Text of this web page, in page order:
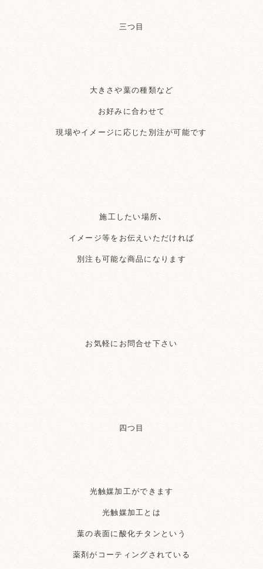
三つ目
大きさや葉の種類など
お好みに合わせて
現場やイメージに応じた別注が可能です
施工したい場所、
イメージ等をお伝えいただければ
別注も可能な商品になります
お気軽にお問合せ下さい
四つ目
光触媒加工ができます
光触媒加工とは
葉の表面に酸化チタンという
薬剤がコーティングされている